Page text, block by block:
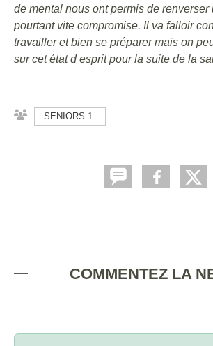
de mental nous ont permis de renverser
pourtant vite compromise. Il va falloir
travailler et bien se préparer mais on
sur cet état d esprit pour la suite de la
SENIORS 1
COMMENTEZ LA